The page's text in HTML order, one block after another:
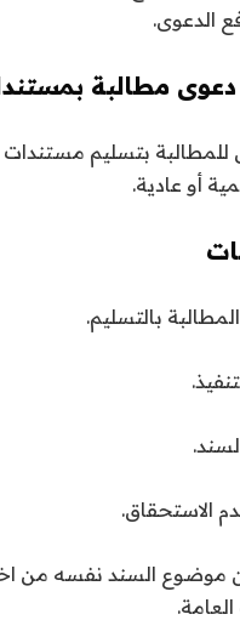
الدعوى.
مطالبة
بتسليم مستندات
أو عادية.
بالتسليم.
الاستحقاق.
موضوع السند نفسه من